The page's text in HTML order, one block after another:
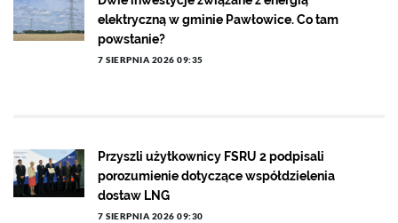
elektryczną w gminie Pawłowice. Co tam
powstanie?
7 SIERPNIA 2026 09:35
Przyszli użytkownicy FSRU 2 podpisali
porozumienie dotyczące współdzielenia
dostaw LNG
7 SIERPNIA 2026 09:30